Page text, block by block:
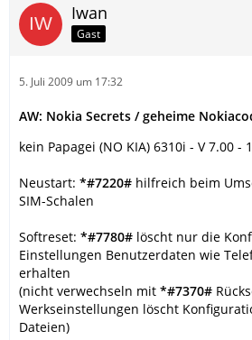
Iwan
Gast
5. Juli 2009 um 17:32
AW: Nokia Secrets / geheime
kein Papagei (NO KIA) 6310i - V 7.00 -
Neustart: *#7220# hilfreich beim
SIM-Schalen
Softreset: *#7780# löscht nur die
Einstellungen Benutzerdaten wie
erhalten
(nicht verwechseln mit *#7370#
Werkseinstellungen löscht
Dateien)